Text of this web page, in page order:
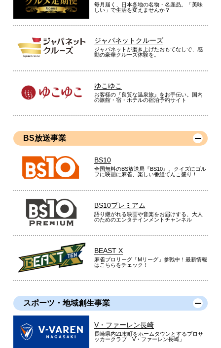
毎月届く、日本各地の名物・名産品。「美味
しい」で生活を変えませんか？
ジャパネットクルーズ
ジャパネットが磨き上げたおもてなしで、感
動の豪華クルーズ体験を。
ゆこゆこ
お客様の『良質な温泉旅』をお手伝い。国内
の旅館・宿・ホテルの宿泊予約サイト
BS放送事業
BS10
全国無料のBS放送局『BS10』。クイズにゴル
フに映画に麻雀、楽しい番組てんこ盛り！
BS10プレミアム
語り継がれる映画や音楽をお届けする、大人
のためのエンタテインメントチャンネル
BEAST X
麻雀プロリーグ「Mリーグ」参戦中！最新情報
はこちらをチェック！
スポーツ・地域創生事業
V・ファーレン長崎
長崎県内21市町をホームタウンとするプロサ
ッカークラブ「V・ファーレン長崎」